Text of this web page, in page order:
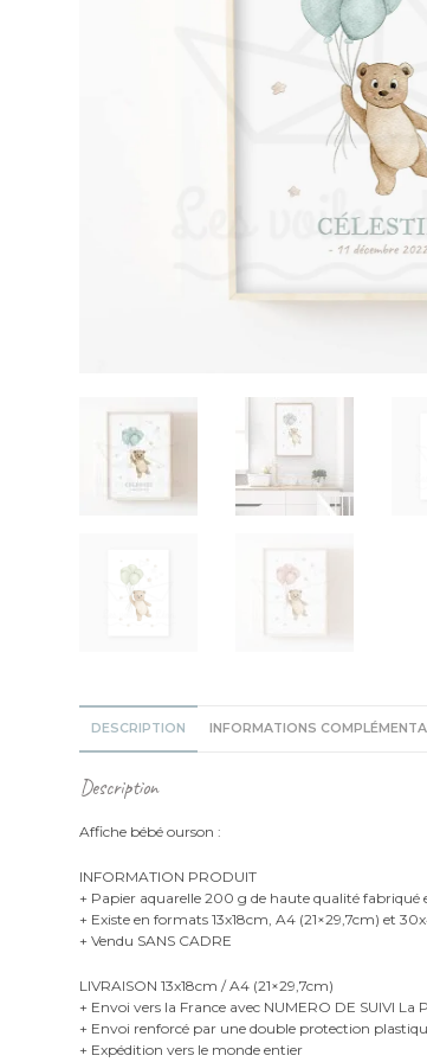
DESCRIPTION INFORMATIONS
Description
Affiche bébé ourson :
INFORMATION PRODUIT
+ Papier aquarelle 200 g de haute qualité fabriqué
+ Existe en formats 13x18cm, A4 (21×29,7cm) et
+ Vendu SANS CADRE
LIVRAISON 13x18cm / A4 (21×29,7cm)
+ Envoi vers la France avec NUMERO DE SUIVI La
+ Envoi renforcé par une double protection
+ Expédition vers le monde entier